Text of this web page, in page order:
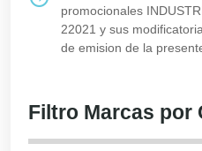
promocionales
22021 y sus
de emision de la
Filtro Marcas por